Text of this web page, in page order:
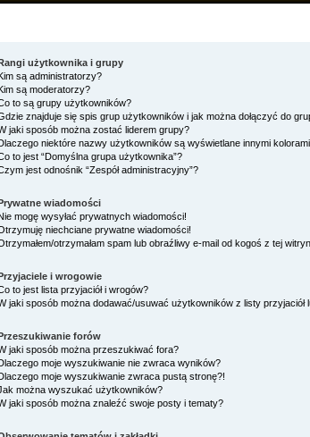
użytkownika i grupy
są administratorzy?
są moderatorzy?
to są grupy użytkowników?
znajduje się spis grup użytkowników i jak można dołączyć do
jaki sposób można zostać liderem grupy?
niektóre nazwy użytkowników są wyświetlane innymi
to jest “Domyślna grupa użytkownika”?
jest odnośnik “Zespół administracyjny”?
wiadomości
mogę wysyłać prywatnych wiadomości!
niechciane prywatne wiadomości!
otrzymałam spam lub obraźliwy e-mail od kogoś z tej
i wrogowie
to jest lista przyjaciół i wrogów?
jaki sposób można dodawać/usuwać użytkowników z listy przyjaciół
forów
jaki sposób można przeszukiwać fora?
moje wyszukiwanie nie zwraca wyników?
moje wyszukiwanie zwraca pustą stronę?!
można wyszukać użytkowników?
jaki sposób można znaleźć swoje posty i tematy?